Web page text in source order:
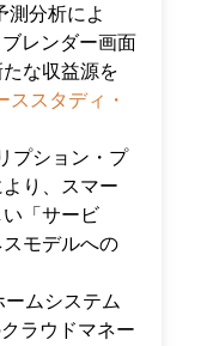
測分析によ
ブレンダー画面
な収益源を
ススタディ・
プション・プ
り 、スマー
「サービ
モデルへの
ームシステム
ラウドマネー